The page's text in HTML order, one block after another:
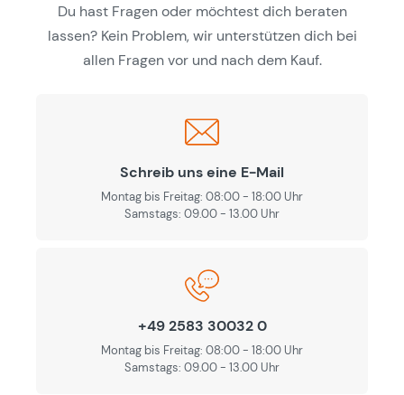
Du hast Fragen oder möchtest dich beraten
lassen? Kein Problem, wir unterstützen dich bei
allen Fragen vor und nach dem Kauf.
Schreib uns eine E-Mail
Montag bis Freitag: 08:00 - 18:00 Uhr
Samstags: 09.00 - 13.00 Uhr
+49 2583 30032 0
Montag bis Freitag: 08:00 - 18:00 Uhr
Samstags: 09.00 - 13.00 Uhr